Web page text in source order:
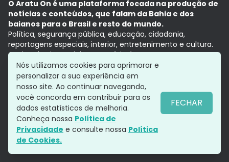
O Aratu On é uma plataforma focada na produção de
notícias e conteúdos, que falam da Bahia e dos
baianos para o Brasil e resto do mundo.
Política, segurança pública, educação, cidadania,
reportagens especiais, interior, entretenimento e cultura.
Aqui, tudo vira notícia e a notícia é no tempo presente,
com a credibilidade do Grupo Aratu.
Grupo Aratu
Política de privacidade
Siga-nos
Nós utilizamos cookies para aprimorar e
personalizar a sua experiência em
nosso site. Ao continuar navegando,
você concorda em contribuir para os
dados estatísticos de melhoria.
Conheça nossa Política de
Privacidade e consulte nossa Política
de Cookies.
FECHAR